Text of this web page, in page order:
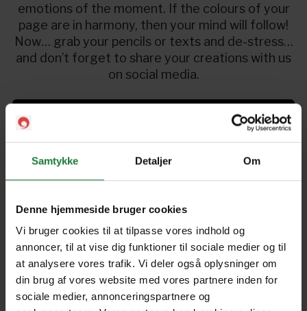
Samtykke Detaljer Om
Denne hjemmeside bruger cookies
Vi bruger cookies til at tilpasse vores indhold og
annoncer, til at vise dig funktioner til sociale medier og til
at analysere vores trafik. Vi deler også oplysninger om
din brug af vores website med vores partnere inden for
sociale medier, annonceringspartnere og
emotions of the moment. If the colours of your
page are in harmony, then your mind will follow!
Now… grab your pencils or texts and de-stress
and don’t forget to share your creations with us
on social media.
Forrige Næste